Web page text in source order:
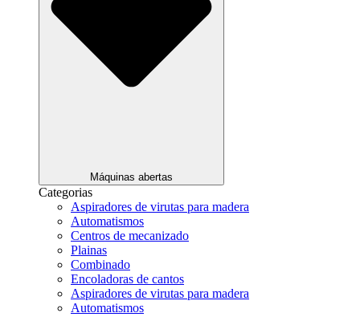
Máquinas abertas
Categorias
Aspiradores de virutas para madera
Automatismos
Centros de mecanizado
Plainas
Combinado
Encoladoras de cantos
Aspiradores de virutas para madera
Automatismos